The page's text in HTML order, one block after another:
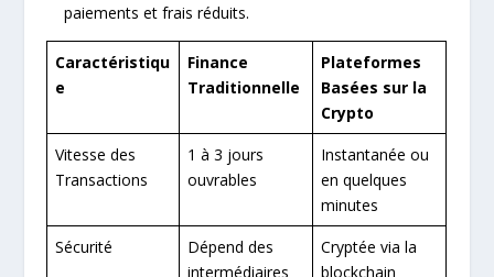
paiements et frais réduits.
Caractéristiqu
e
Finance
Traditionnelle
Plateformes
Basées sur la
Crypto
Vitesse des
Transactions
1 à 3 jours
ouvrables
Instantanée ou
en quelques
minutes
Sécurité
Dépend des
intermédiaires
Cryptée via la
blockchain